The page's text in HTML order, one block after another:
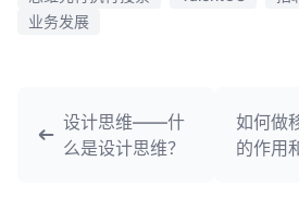
业务发展
设计思维——什
么是设计思维？
如何做
的作用